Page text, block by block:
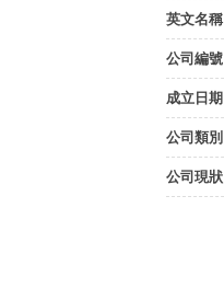
英文名稱
公司編號
成立日期
公司類別
公司現狀